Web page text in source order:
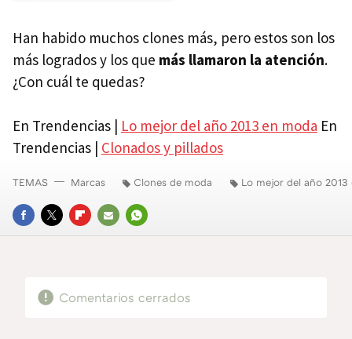
Han habido muchos clones más, pero estos son los
más logrados y los que más llamaron la atención.
¿Con cuál te quedas?
En Trendencias | Lo mejor del año 2013 en moda En
Trendencias | Clonados y pillados
FACEBOOK
TWITTERFLIPBOARD
E-
WHATSAPP
TEMAS Marcas Clones de moda Lo mejor del año 2013
Comentarios cerrados